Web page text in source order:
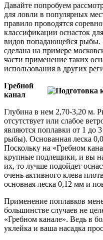
Давайте попробуем
для ловли в популярных
правило проводятся
классификации оснасток
видов попадающейся рыбы.
сделана на примере
части применение таких
использования в других
Гребной
канал
Глубина в нем 2,70-3,20 м.
отсутствует или слабое
являются поплавки от 1 до
рыбы). Основанная леска
Поскольку на «Гребном
крупные подлещики, и вы
их, то лучше подойдет
очень активного клева
основная леска 0,12 мм и
Применение поплавков
большинстве случаев не
«Гребном канале». Ведь в
уклейка и ваша насадка